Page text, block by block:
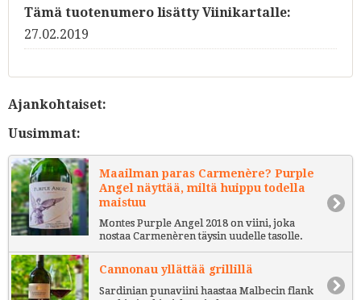
Tämä tuotenumero lisätty Viinikartalle:
27.02.2019
Ajankohtaiset:
Uusimmat:
Maailman paras Carmenère? Purple
Angel näyttää, miltä huippu todella
maistuu
Montes Purple Angel 2018 on viini, joka
nostaa Carmenèren täysin uudelle tasolle.
Cannonau yllättää grillillä
Sardinian punaviini haastaa Malbecin flank